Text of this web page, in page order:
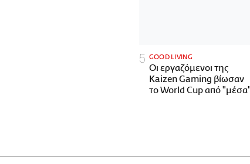
GOOD LIVING
Οι εργαζόμενοι της
Kaizen Gaming βίωσαν
το World Cup από "μέσα"